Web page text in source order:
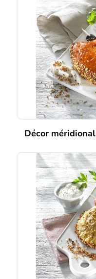
Décor méridional